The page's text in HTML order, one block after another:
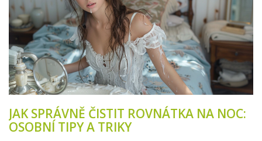
JAK SPRÁVNĚ ČISTIT ROVNÁTKA NA NOC:
OSOBNÍ TIPY A TRIKY